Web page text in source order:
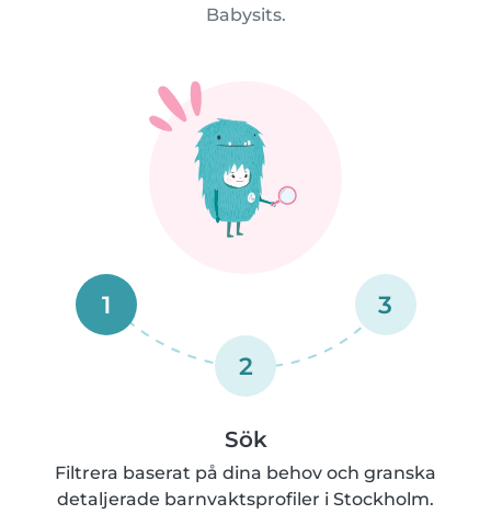
Babysits.
1
2
3
Sök
Filtrera baserat på dina behov och granska
detaljerade barnvaktsprofiler i Stockholm.